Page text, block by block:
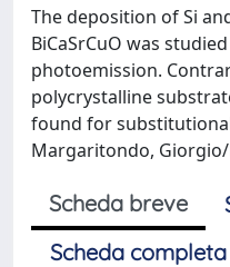
The deposition of Si
BiCaSrCuO was
photoemission.
polycrystalline
found for
Margaritondo, Giorgio/
Scheda breve
Scheda completa